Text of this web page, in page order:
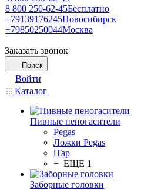
8 800 250-62-45Бесплатно
+79139176245Новосибирск
+79850250044Москва
Заказать звонок
Поиск
Войти
Каталог
Пивные пеногасители
Pegas
Ложки Pegas
iTap
+ ЕЩЕ 1
Заборные головки